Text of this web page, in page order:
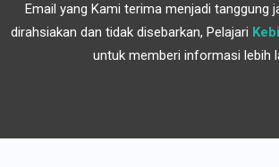
Email yang Kami terima menjadi tanggung
dirahsiakan dan tidak disebarkan, Pelajari
untuk memberi informasi lebih